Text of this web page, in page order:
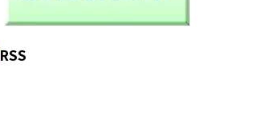
RSS